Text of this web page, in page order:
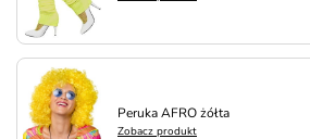
Peruka AFRO żółta
Zobacz produkt